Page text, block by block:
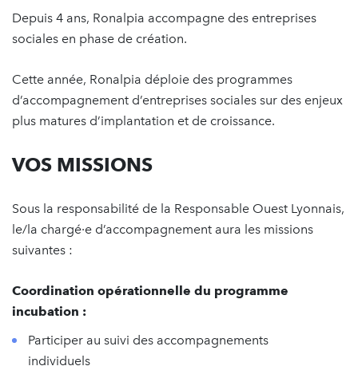
Depuis 4 ans, Ronalpia accompagne des entreprises
sociales en phase de création.
Cette année, Ronalpia déploie des programmes
d’accompagnement d’entreprises sociales sur des enjeux
plus matures d’implantation et de croissance.
VOS MISSIONS
Sous la responsabilité de la Responsable Ouest Lyonnais,
le/la chargé·e d’accompagnement aura les missions
suivantes :
Coordination opérationnelle du programme
incubation :
Participer au suivi des accompagnements
individuels